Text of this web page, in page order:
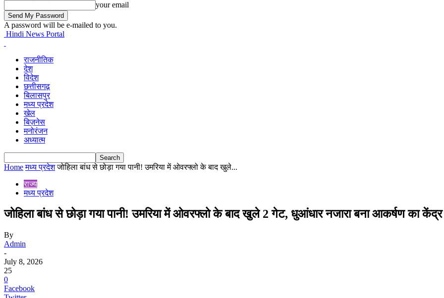
your email
A password will be e-mailed to you.
Hindi News Portal
राजनीतिक
देश
विदेश
छत्तीसगढ़
बिलासपुर
मध्य प्रदेश
खेल
बिज़नेस
मनोरंजन
अध्यात्म
Home मध्य प्रदेश जोहिला बांध से छोड़ा गया पानी! उमरिया में ओवरफ्लो के बाद खुले...
राज्य
मध्य प्रदेश
जोहिला बांध से छोड़ा गया पानी! उमरिया में ओवरफ्लो के बाद खुले 2 गेट, धुआंधार नजारा बना आकर्षण का केंद्र
By
Admin
-
July 8, 2026
25
0
Facebook